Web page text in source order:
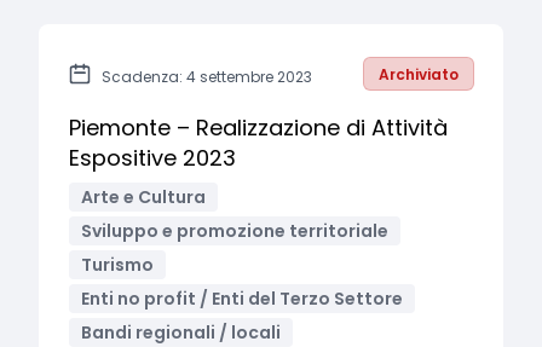
Scadenza: 4 settembre 2023 Archiviato
Piemonte – Realizzazione di Attività
Espositive 2023
Arte e Cultura
Sviluppo e promozione territoriale
Turismo
Enti no profit / Enti del Terzo Settore
Bandi regionali / locali